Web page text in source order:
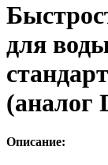
для
(аналог
Описание: